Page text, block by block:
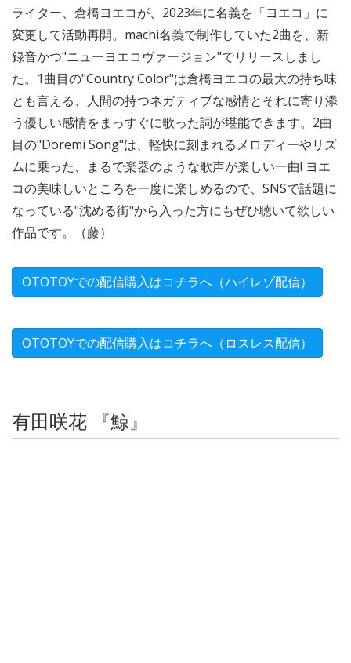
ライター、倉橋ヨエコが、2023年に名義を「ヨエコ」に
変更して活動再開。machi名義で制作していた2曲を、新
録音かつ"ニューヨエコヴァージョン"でリリースしまし
た。1曲目の"Country Color"は倉橋ヨエコの最大の持ち味
とも言える、人間の持つネガティブな感情とそれに寄り添
う優しい感情をまっすぐに歌った詞が堪能できます。2曲
目の"Doremi Song"は、軽快に刻まれるメロディーやリズ
ムに乗った、まるで楽器のような歌声が楽しい一曲! ヨエ
コの美味しいところを一度に楽しめるので、SNSで話題に
なっている"沈める街"から入った方にもぜひ聴いて欲しい
作品です。（藤）
OTOTOYでの配信購入はコチラへ（ハイレゾ配信）
OTOTOYでの配信購入はコチラへ（ロスレス配信）
有田咲花 『鯨』